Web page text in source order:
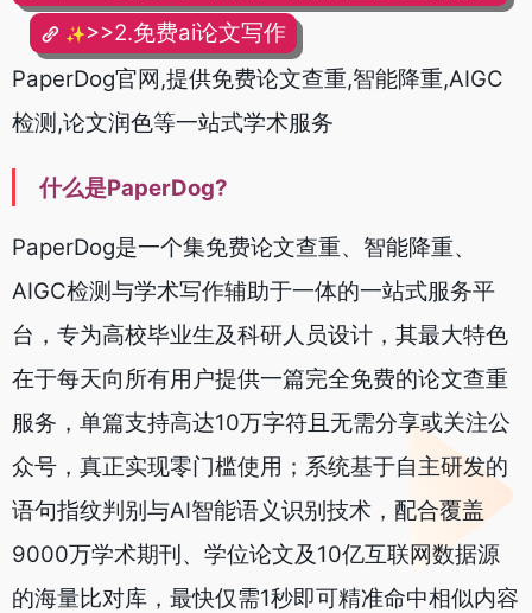
✨>>2.免费ai论文写作
PaperDog官网,提供免费论文查重,智能降重,AIGC
检测,论文润色等一站式学术服务
什么是PaperDog?
PaperDog是一个集免费论文查重、智能降重、
AIGC检测与学术写作辅助于一体的一站式服务平
台，专为高校毕业生及科研人员设计，其最大特色
在于每天向所有用户提供一篇完全免费的论文查重
服务，单篇支持高达10万字符且无需分享或关注公
众号，真正实现零门槛使用；系统基于自主研发的
语句指纹判别与AI智能语义识别技术，配合覆盖
9000万学术期刊、学位论文及10亿互联网数据源
的海量比对库，最快仅需1秒即可精准命中相似内容